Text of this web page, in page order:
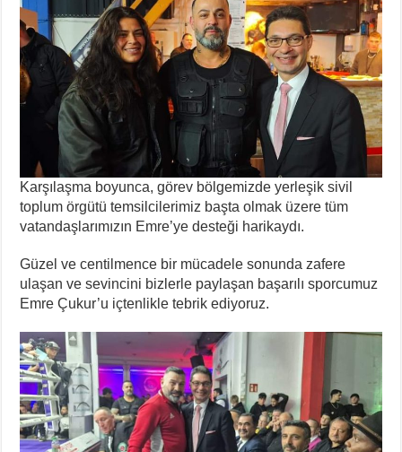
Karşılaşma boyunca, görev bölgemizde yerleşik sivil
toplum örgütü temsilcilerimiz başta olmak üzere tüm
vatandaşlarımızın Emre’ye desteği harikaydı.
Güzel ve centilmence bir mücadele sonunda zafere
ulaşan ve sevincini bizlerle paylaşan başarılı sporcumuz
Emre Çukur’u içtenlikle tebrik ediyoruz.